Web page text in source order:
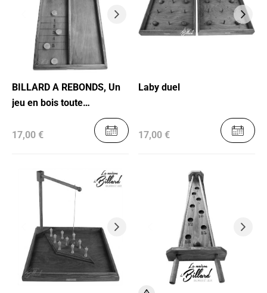
BILLARD A REBONDS, Un
jeu en bois toute
17,00 €
Laby duel
17,00 €